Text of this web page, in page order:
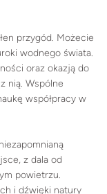
przygód. Możecie
wodnego świata.
oraz okazją do
nią. Wspólne
współpracy w
z dala od
powietrzu.
i dźwięki natury